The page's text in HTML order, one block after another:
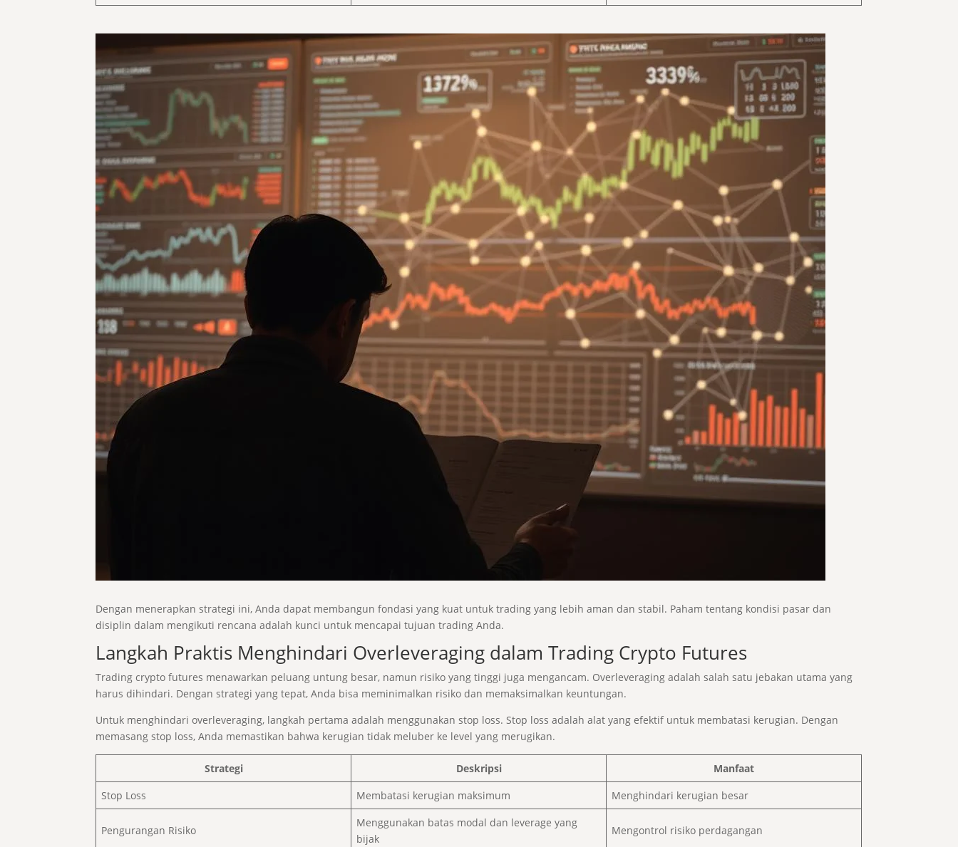
Dengan menerapkan strategi ini, Anda dapat membangun fondasi yang kuat untuk trading yang lebih aman dan stabil. Paham tentang kondisi pasar dan
disiplin dalam mengikuti rencana adalah kunci untuk mencapai tujuan trading Anda.
Langkah Praktis Menghindari Overleveraging dalam Trading Crypto Futures
Trading crypto futures menawarkan peluang untung besar, namun risiko yang tinggi juga mengancam. Overleveraging adalah salah satu jebakan utama yang
harus dihindari. Dengan strategi yang tepat, Anda bisa meminimalkan risiko dan memaksimalkan keuntungan.
Untuk menghindari overleveraging, langkah pertama adalah menggunakan stop loss. Stop loss adalah alat yang efektif untuk membatasi kerugian. Dengan
memasang stop loss, Anda memastikan bahwa kerugian tidak meluber ke level yang merugikan.
Strategi Deskripsi
Manfaat
Stop Loss
Membatasi kerugian maksimum Menghindari kerugian besar
Pengurangan Risiko
Menggunakan batas modal dan leverage yang
bijak
Mengontrol risiko perdagangan